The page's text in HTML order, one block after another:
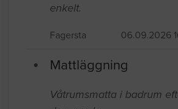
enkelt.
Fagersta 06.09.2026
Mattläggning
Våtrumsmatta i badrum